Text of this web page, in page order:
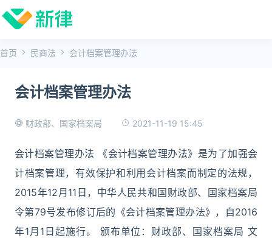
首页 民商法 会计档案管理办法
会计档案管理办法
财政部、国家档案局 2021-11-19 15:45
会计档案管理办法 《会计档案管理办法》是为了加强会
计档案管理，有效保护和利用会计档案而制定的法规，
2015年12月11日，中华人民共和国财政部、国家档案局
令第79号发布修订后的《会计档案管理办法》，自2016
年1月1日起施行。 颁布单位：财政部、国家档案局 文